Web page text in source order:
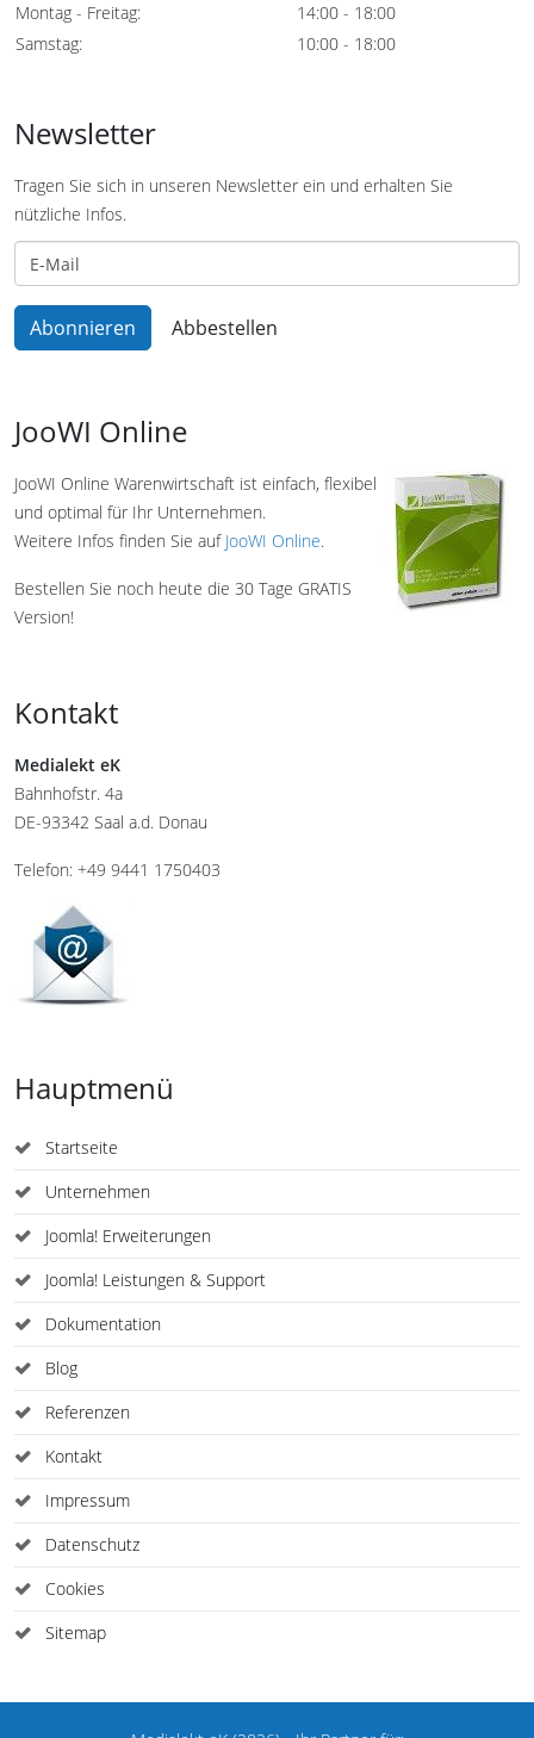
Montag - Freitag:
14:00 - 18:00
Samstag:
10:00 - 18:00
Newsletter
Tragen Sie sich in unseren Newsletter ein und erhalten Sie
nützliche Infos.
JooWI Online
JooWI Online Warenwirtschaft ist einfach, flexibel
und optimal für Ihr Unternehmen.
Weitere Infos finden Sie auf JooWI Online.
Bestellen Sie noch heute die 30 Tage GRATIS
Version!
Kontakt
Medialekt eK
Bahnhofstr. 4a
DE-93342 Saal a.d. Donau
Telefon: +49 9441 1750403
Hauptmenü
Startseite
Unternehmen
Joomla! Erweiterungen
Joomla! Leistungen & Support
Dokumentation
Blog
Referenzen
Kontakt
Impressum
Datenschutz
Cookies
Sitemap